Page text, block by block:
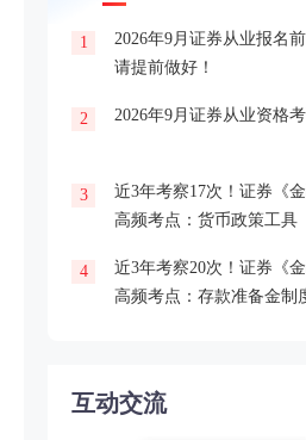
1
2026年9月证券从业报名
请提前做好！
2 2026年9月证券从业资格
3
近3年考察17次！证券《
高频考点：货币政策工具
4
近3年考察20次！证券《
高频考点：存款准备金制
互动交流